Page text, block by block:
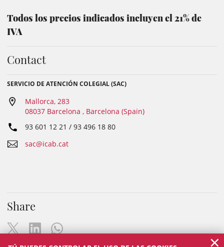
Todos los precios indicados incluyen el 21% de
IVA
Contact
SERVICIO DE ATENCIÓN COLEGIAL (SAC)
Mallorca, 283
08037 Barcelona , Barcelona (Spain)
93 601 12 21 / 93 496 18 80
sac@icab.cat
Share